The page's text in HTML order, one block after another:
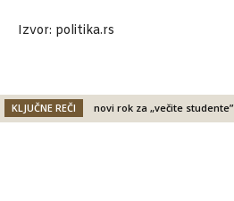
Izvor: politika.rs
KLJUČNE REČI novi rok za „večite studente”